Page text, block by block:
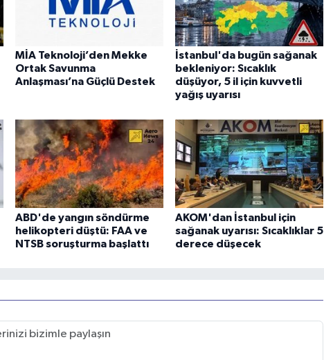
MİA Teknoloji’den Mekke
Ortak Savunma
Anlaşması’na Güçlü Destek
İstanbul'da bugün sağanak
bekleniyor: Sıcaklık
düşüyor, 5 il için kuvvetli
yağış uyarısı
ABD'de yangın söndürme
helikopteri düştü: FAA ve
NTSB soruşturma başlattı
AKOM'dan İstanbul için
sağanak uyarısı: Sıcaklıklar 5
derece düşecek